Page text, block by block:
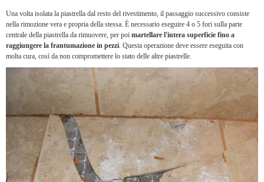
Una volta isolata la piastrella dal resto del rivestimento, il passaggio successivo consiste
nella rimozione vera e propria della stessa. È necessario eseguire 4 o 5 fori sulla parte
centrale della piastrella da rimuovere, per poi martellare l'intera superficie fino a
raggiungere la frantumazione in pezzi. Questa operazione deve essere eseguita con
molta cura, così da non compromettere lo stato delle altre piastrelle.